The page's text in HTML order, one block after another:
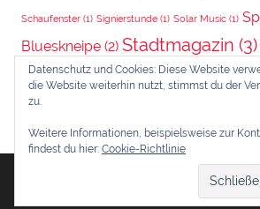
Schaufenster (1) Signierstunde (1) Solar Music (1)
Blueskneipe (2) Stadtmagazin (3)
Trotter(2) Video-Podcast
Zeitung
WordPressund
Datenschutz und Cookies: Diese Website
die Website weiterhin nutzt, stimmst du der
zu.
Weitere Informationen, beispielsweise zur
findest du hier: Cookie-Richtlinie